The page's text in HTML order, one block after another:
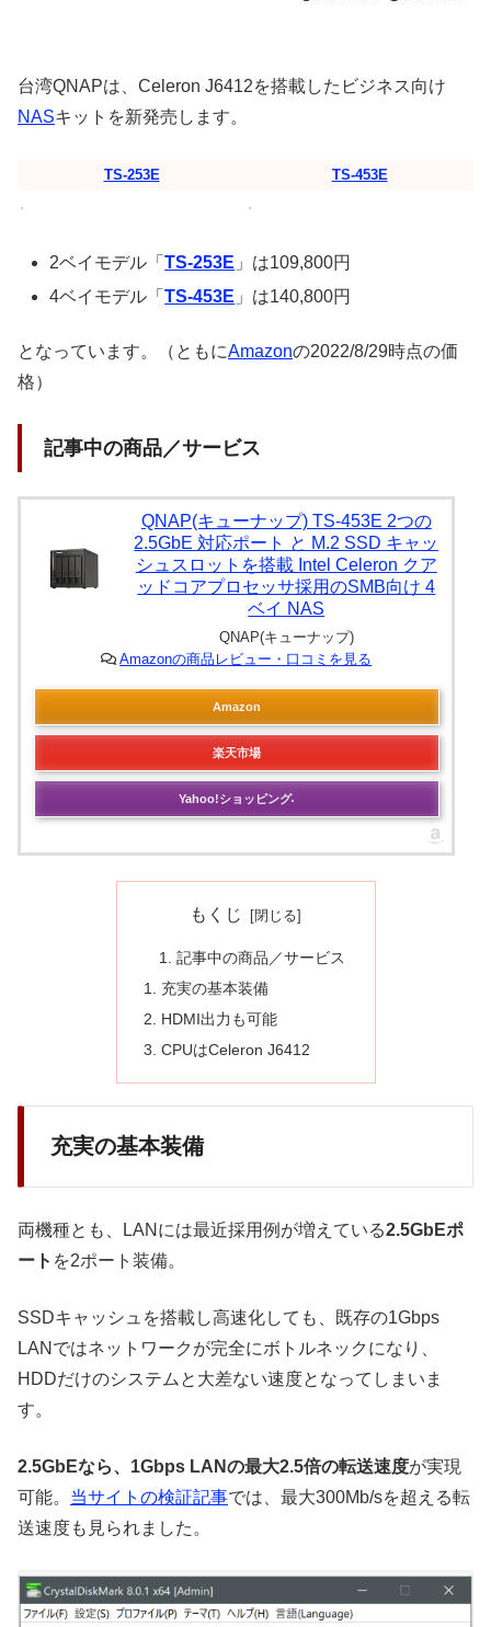
台湾QNAPは、Celeron J6412を搭載したビジネス向け
NASキットを新発売します。
TS-253E TS-453E
2ベイモデル「TS-253E 」は109,800円
4ベイモデル「TS-453E 」は140,800円
となっています。（ともにAmazonの2022/8/29時点の価
格）
記事中の商品／サービス
QNAP(キューナップ) TS-453E 2つの
2.5GbE 対応ポート と M.2 SSD キャッ
シュスロットを搭載 Intel Celeron クア
ッドコアプロセッサ採用のSMB向け 4
ベイ NAS
QNAP(キューナップ)
Amazonの商品レビュー・口コミを見る
Amazon
楽天市場
Yahoo!ショッピング
もくじ
記事中の商品／サービス
充実の基本装備
HDMI出力も可能
CPUはCeleron J6412
充実の基本装備
両機種とも、LANには最近採用例が増えている2.5GbEポ
ート を2ポート装備。
SSDキャッシュを搭載し高速化しても、既存の1Gbps
LANではネットワークが完全にボトルネックになり、
HDDだけのシステムと大差ない速度となってしまいま
す。
2.5GbEなら、1Gbps LANの最大2.5倍の転送速度が実現
可能。 当サイトの検証記事では、最大300Mb/sを超える転
送速度も見られました。